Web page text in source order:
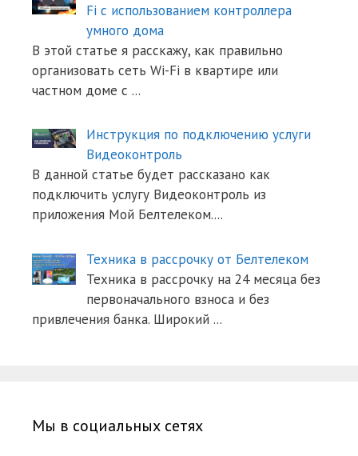
Fi с использованием контроллера
умного дома
В этой статье я расскажу, как правильно
организовать сеть Wi-Fi в квартире или
частном доме с ...
Инструкция по подключению услуги
Видеоконтроль
В данной статье будет рассказано как
подключить услугу Видеоконтроль из
приложения Мой Белтелеком....
Техника в рассрочку от Белтелеком
Техника в рассрочку на 24 месяца без
первоначального взноса и без
привлечения банка. Широкий ...
Мы в социальных сетях